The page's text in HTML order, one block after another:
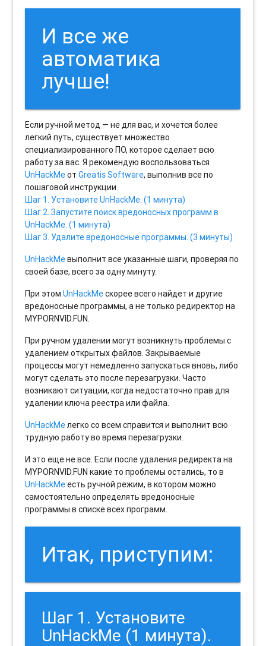
И все же
автоматика
лучше!
Если ручной метод — не для вас, и хочется более
легкий путь, существует множество
специализированного ПО, которое сделает всю
работу за вас. Я рекомендую воспользоваться
UnHackMeотGreatis Software, выполнив все по
пошаговой инструкции.
Шаг 1. Установите UnHackMe. (1 минута)
Шаг 2. Запустите поиск вредоносных программ в
UnHackMe. (1 минута)
Шаг 3. Удалите вредоносные программы. (3 минуты)
UnHackMeвыполнит все указанные шаги, проверяя по
своей базе, всего за одну минуту.
При этомUnHackMeскорее всего найдет и другие
вредоносные программы, а не только редиректор на
MYPORNVID.FUN.
При ручном удалении могут возникнуть проблемы с
удалением открытых файлов. Закрываемые
процессы могут немедленно запускаться вновь, либо
могут сделать это после перезагрузки. Часто
возникают ситуации, когда недостаточно прав для
удалении ключа реестра или файла.
UnHackMeлегко со всем справится и выполнит всю
трудную работу во время перезагрузки.
И это еще не все. Если после удаления редиректа на
MYPORNVID.FUN какие то проблемы остались, то в
UnHackMeесть ручной режим, в котором можно
самостоятельно определять вредоносные
программы в списке всех программ.
Итак, приступим:
Шаг 1. Установите
UnHackMe (1 минута).